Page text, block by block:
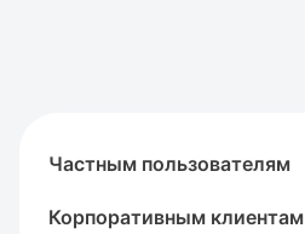
Частным пользователям
Корпоративным клиентам